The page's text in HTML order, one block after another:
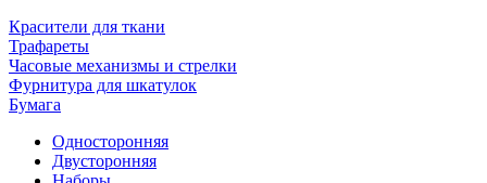
Красители для ткани
Трафареты
Часовые механизмы и стрелки
Фурнитура для шкатулок
Бумага
Односторонняя
Двусторонняя